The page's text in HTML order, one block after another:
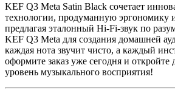
KEF Q3 Meta Satin Black сочетает
технологии, продуманную эргономику
предлагая эталонный Hi‑Fi‑звук по
KEF Q3 Meta для создания домашней
каждая нота звучит чисто, а каждый
оформите заказ уже сегодня и откройте
уровень музыкального восприятия!